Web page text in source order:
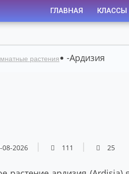
ГЛАВНАЯ КЛАССЫ
Портал
растения -Ардизия
08-2026 111 25